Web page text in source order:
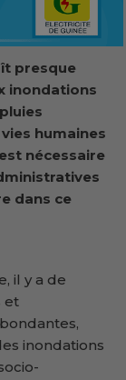
presque
inondations
humaines
nécessaire
dans ce
il y a de
et
inondations